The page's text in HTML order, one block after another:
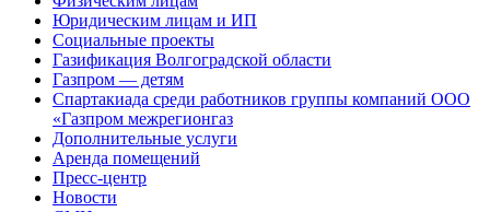
Юридическим лицам и ИП
Социальные проекты
Газификация Волгоградской области
Газпром — детям
Спартакиада среди работников группы компаний ООО
«Газпром межрегионгаз
Дополнительные услуги
Аренда помещений
Пресс-центр
Новости